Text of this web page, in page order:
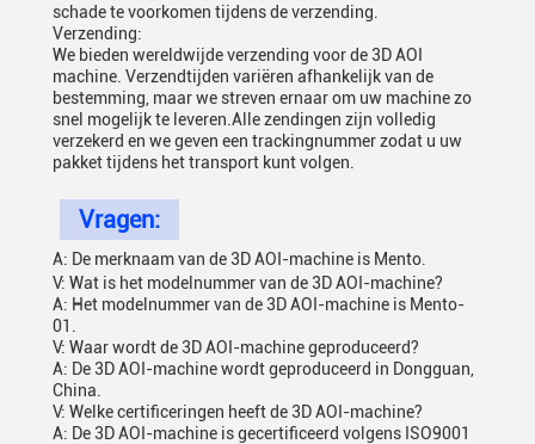
schade te voorkomen tijdens de verzending.
Verzending:
We bieden wereldwijde verzending voor de 3D AOI
machine. Verzendtijden variëren afhankelijk van de
bestemming, maar we streven ernaar om uw machine zo
snel mogelijk te leveren.Alle zendingen zijn volledig
verzekerd en we geven een trackingnummer zodat u uw
pakket tijdens het transport kunt volgen.
Vragen:
A: De merknaam van de 3D AOI-machine is Mento.
V: Wat is het modelnummer van de 3D AOI-machine?
A: Het modelnummer van de 3D AOI-machine is Mento-
01.
V: Waar wordt de 3D AOI-machine geproduceerd?
A: De 3D AOI-machine wordt geproduceerd in Dongguan,
China.
V: Welke certificeringen heeft de 3D AOI-machine?
A: De 3D AOI-machine is gecertificeerd volgens ISO9001